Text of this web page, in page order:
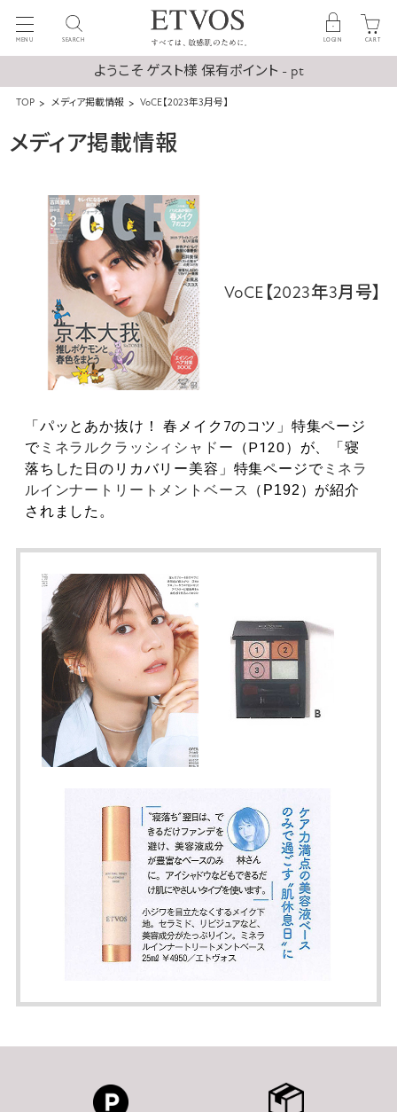
MENU SEARCH LOGIN CART
ようこそ ゲスト様 保有ポイント - pt
TOP メディア掲載情報 VoCE【2023年3月号】
メディア掲載情報
VoCE【2023年3月号】
「パッとあか抜け！ 春メイク7のコツ」特集ページ
でミネラルクラッシィシャドー （P120）が、
「寝
落ちした日のリカバリー美容」特集ページでミネラ
ルインナートリートメントベース
（P192）が紹介
されました。